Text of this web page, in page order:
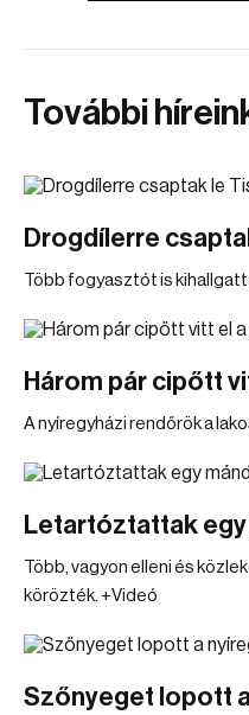
További
Drogdílerre
Több fogyasztót is
Három pár cipőtt
A nyíregyházi rendőrök a
Letartóztattak
Több, vagyon elleni és
körözték. +Videó
Szőnyeget lopott